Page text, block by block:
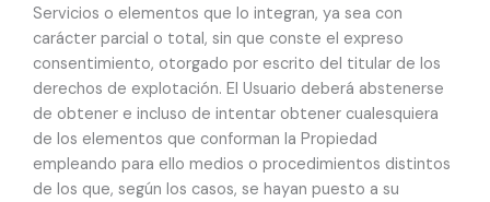
Servicios o elementos que lo integran, ya sea con
carácter parcial o total, sin que conste el expreso
consentimiento, otorgado por escrito del titular de los
derechos de explotación. El Usuario deberá abstenerse
de obtener e incluso de intentar obtener cualesquiera
de los elementos que conforman la Propiedad
empleando para ello medios o procedimientos distintos
de los que, según los casos, se hayan puesto a su